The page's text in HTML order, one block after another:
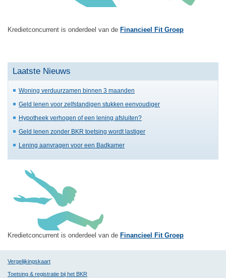
Kredietconcurrent is onderdeel van de Financieel Fit Groep
Laatste Nieuws
Woning verduurzamen binnen 3 maanden
Geld lenen voor zelfstandigen stukken eenvoudiger
Hypotheek verhogen of een lening afsluiten?
Geld lenen zonder BKR toetsing wordt lastiger
Lening aanvragen voor een Badkamer
Kredietconcurrent is onderdeel van de Financieel Fit Groep
Vergelijkingskaart
Toetsing & registratie bij het BKR